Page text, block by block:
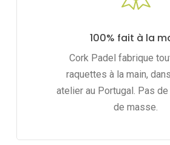
100% fait à la
Cork Padel fabrique
raquettes à la main,
atelier au Portugal. Pas
de masse.